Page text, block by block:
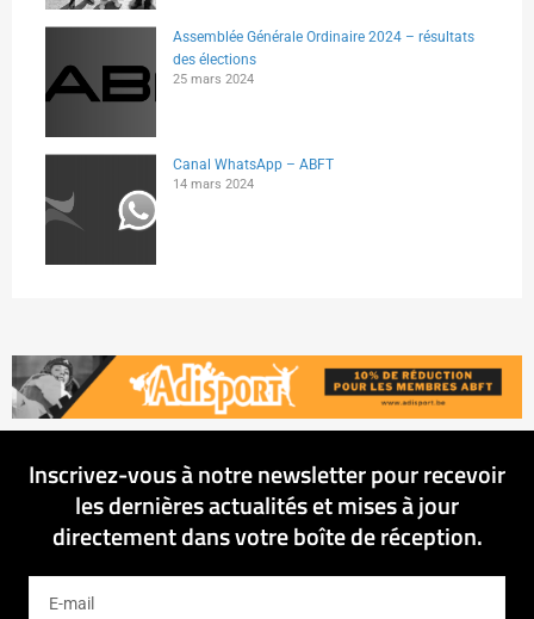
Assemblée Générale Ordinaire 2024 – résultats
des élections
25 mars 2024
Canal WhatsApp – ABFT
14 mars 2024
Inscrivez-vous à notre newsletter pour recevoir
les dernières actualités et mises à jour
directement dans votre boîte de réception.